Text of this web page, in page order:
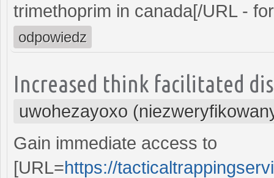
trimethoprim in canada[/URL -
odpowiedz
Increased think facilitated
uwohezayoxo
Gain immediate access to
[URL=https://